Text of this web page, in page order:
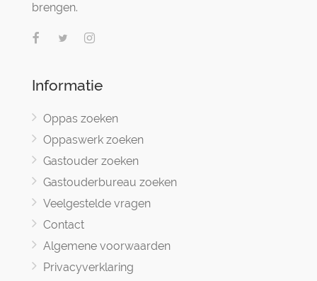
brengen.
Informatie
Oppas zoeken
Oppaswerk zoeken
Gastouder zoeken
Gastouderbureau zoeken
Veelgestelde vragen
Contact
Algemene voorwaarden
Privacyverklaring